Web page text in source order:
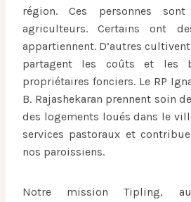
région. Ces personnes
agriculteurs. Certains ont
appartiennent. D’autres
partagent les coûts et les
propriétaires fonciers. Le RP
B. Rajashekaran prennent soin
des logements loués dans le
services pastoraux et
nos paroissiens.
Notre mission Tipling,